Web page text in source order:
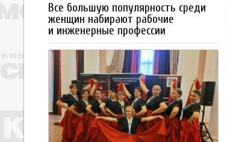
Все большую популярность среди
женщин набирают рабочие
и инженерные профессии